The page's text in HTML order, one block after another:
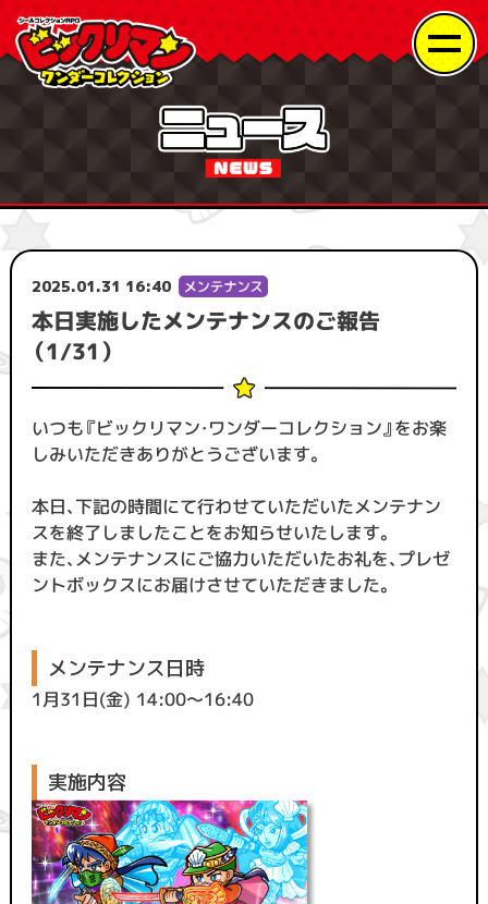
2025.01.31 16:40
本日実施したメンテナンスのご報告
（1/31）
いつも『ビックリマン・ワンダーコレクション』をお楽
しみいただきありがとうございます。
本日、下記の時間にて行わせていただいたメンテナン
スを終了しましたことをお知らせいたします。
また、メンテナンスにご協力いただいたお礼を、プレゼ
ントボックスにお届けさせていただきました。
メンテナンス日時
1月31日(金) 14:00〜16:40
実施内容